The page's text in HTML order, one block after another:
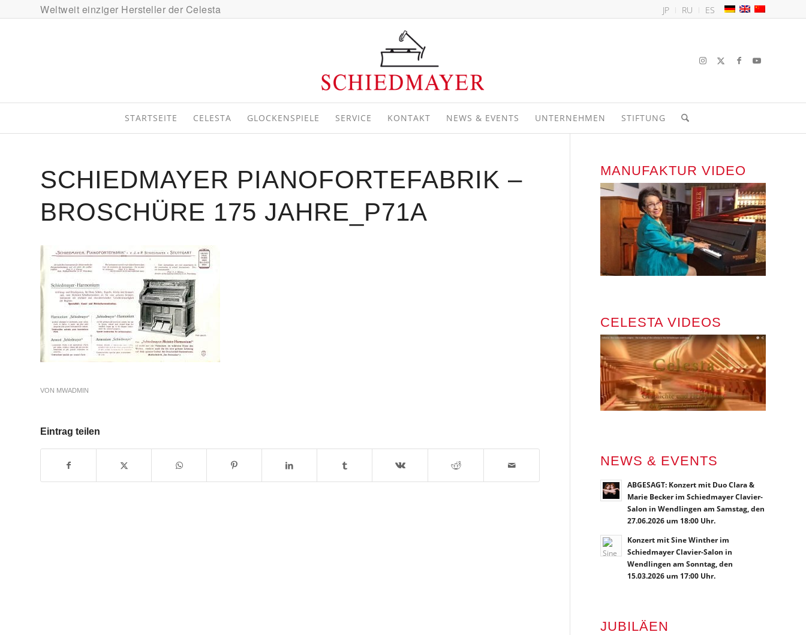
JP RU ES
Weltweit einziger Hersteller der Celesta
STARTSEITE CELESTA GLOCKENSPIELE SERVICE KONTAKT NEWS & EVENTS UNTERNEHMEN STIFTUNG
SCHIEDMAYER PIANOFORTEFABRIK –
BROSCHÜRE 175 JAHRE_P71A
VON MWADMIN
Eintrag teilen
MANUFAKTUR VIDEO
CELESTA VIDEOS
NEWS & EVENTS
ABGESAGT: Konzert mit Duo Clara &
Marie Becker im Schiedmayer Clavier-
Salon in Wendlingen am Samstag, den
27.06.2026 um 18:00 Uhr.
Konzert mit Sine Winther im
Schiedmayer Clavier-Salon in
Wendlingen am Sonntag, den
15.03.2026 um 17:00 Uhr.
JUBILÄEN